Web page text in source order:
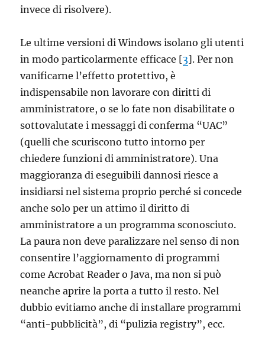
invece di risolvere).
Le ultime versioni di Windows isolano gli utenti
in modo particolarmente efficace [3]. Per non
vanificarne l’effetto protettivo, è
indispensabile non lavorare con diritti di
amministratore, o se lo fate non disabilitate o
sottovalutate i messaggi di conferma “UAC”
(quelli che scuriscono tutto intorno per
chiedere funzioni di amministratore). Una
maggioranza di eseguibili dannosi riesce a
insidiarsi nel sistema proprio perché si concede
anche solo per un attimo il diritto di
amministratore a un programma sconosciuto.
La paura non deve paralizzare nel senso di non
consentire l’aggiornamento di programmi
come Acrobat Reader o Java, ma non si può
neanche aprire la porta a tutto il resto. Nel
dubbio evitiamo anche di installare programmi
“anti-pubblicità”, di “pulizia registry”, ecc.